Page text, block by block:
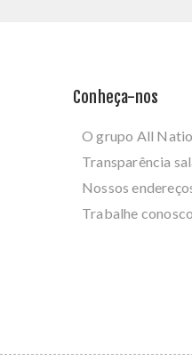
Conheça-nos
O grupo All
Transparência
Nossos
Trabalhe conosco